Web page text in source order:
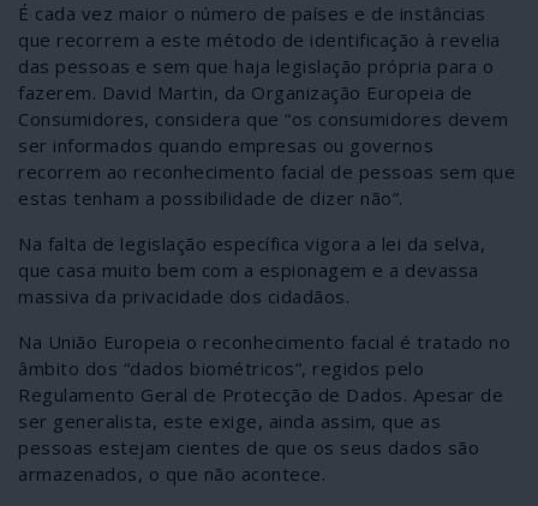
É cada vez maior o número de países e de instâncias
que recorrem a este método de identificação à revelia
das pessoas e sem que haja legislação própria para o
fazerem. David Martin, da Organização Europeia de
Consumidores, considera que “os consumidores devem
ser informados quando empresas ou governos
recorrem ao reconhecimento facial de pessoas sem que
estas tenham a possibilidade de dizer não”.
Na falta de legislação específica vigora a lei da selva,
que casa muito bem com a espionagem e a devassa
massiva da privacidade dos cidadãos.
Na União Europeia o reconhecimento facial é tratado no
âmbito dos “dados biométricos”, regidos pelo
Regulamento Geral de Protecção de Dados. Apesar de
ser generalista, este exige, ainda assim, que as
pessoas estejam cientes de que os seus dados são
armazenados, o que não acontece.